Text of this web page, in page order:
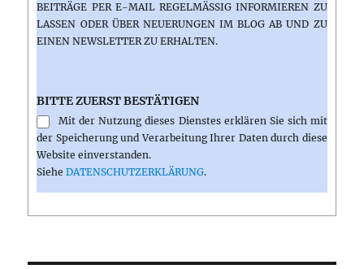
BEITRÄGE PER E-MAIL REGELMÄSSIG INFORMIEREN ZU L
ASSEN ODER ÜBER NEUERUNGEN IM BLOG AB UND ZU E
INEN NEWSLETTER ZU ERHALTEN.
BITTE ZUERST BESTÄTIGEN
Mit der Nutzung dieses Dienstes erklären Sie sich mit
der Speicherung und Verarbeitung Ihrer Daten durch diese
Website einverstanden.
SieheDATENSCHUTZERKLÄRUNG.